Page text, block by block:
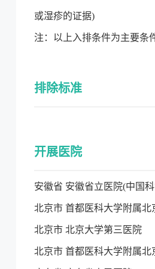
或湿疹的证据)
注：以上入排条件为主要条
排除标准
开展医院
安徽省 安徽省立医院(中国
北京市 首都医科大学附属北
北京市 北京大学第三医院
北京市 首都医科大学附属北